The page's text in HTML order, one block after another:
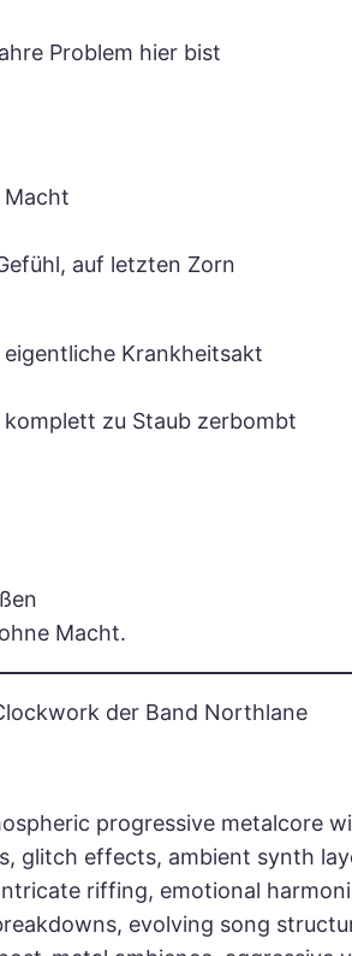
Problem hier bist
Macht
auf letzten Zorn
Krankheitsakt
zu Staub zerbombt
Macht.
der Band Northlane
progressive metalcore
glitch effects, ambient synth
riffing, emotional
evolving song